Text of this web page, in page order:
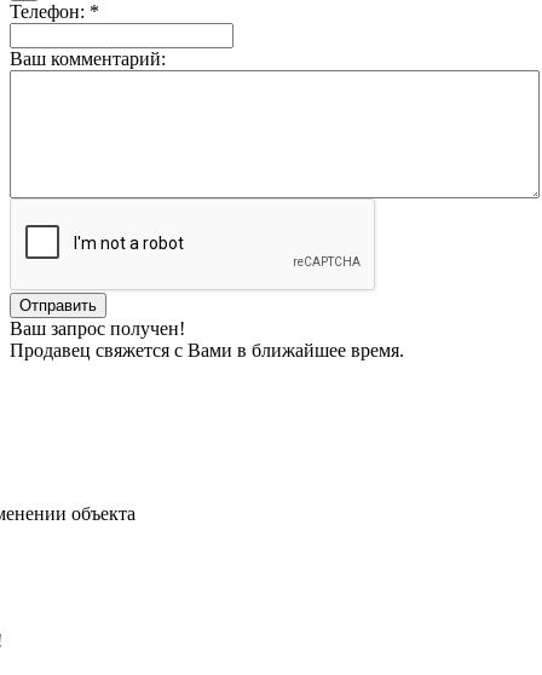
Телефон: *
Ваш комментарий:
Ваш запрос получен!
Продавец свяжется с Вами в ближайшее время.
объекта